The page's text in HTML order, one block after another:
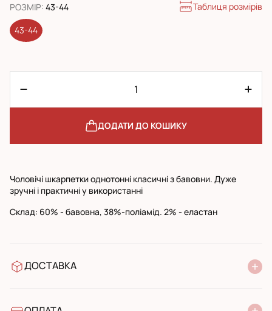
РОЗМІР: 43-44 Таблиця розмірів
43-44
ДОДАТИ ДО КОШИКУ
Чоловічі шкарпетки однотонні класичні з бавовни. Дуже
зручні і практичні у використанні
Cклад: 60% - бавовна, 38%-поліамід. 2% - еластан
ДОСТАВКА
УкрПошта стандарт